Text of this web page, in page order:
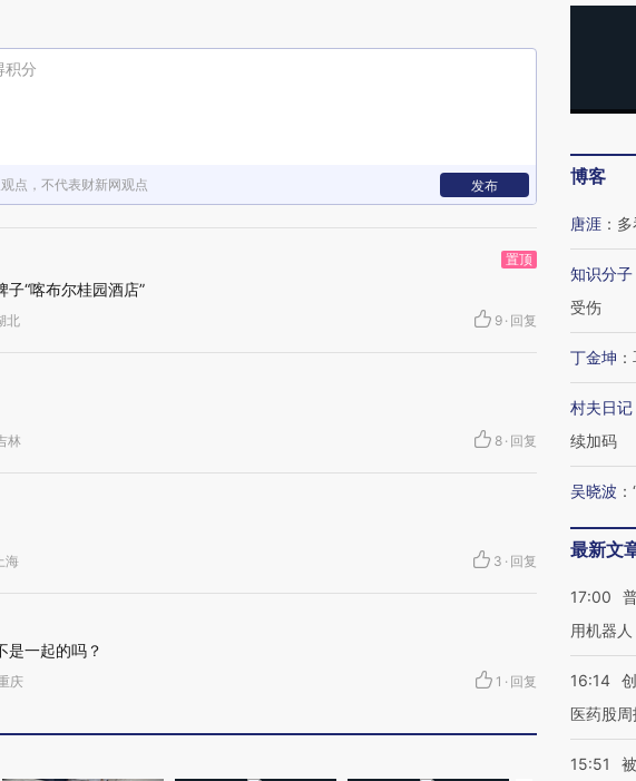
积分
点，不代表财新网观点 发布
置顶
“喀布尔桂园酒店”
北 9 · 回复
林 8 · 回复
海 3 · 回复
是一起的吗？
庆 1 · 回复
博客
唐涯 ：
知识分子
受伤
丁金坤 ：
村夫日记
续加码
吴晓波 ：
最新文
17:00
用机器人
16:14
医药股周
15:51